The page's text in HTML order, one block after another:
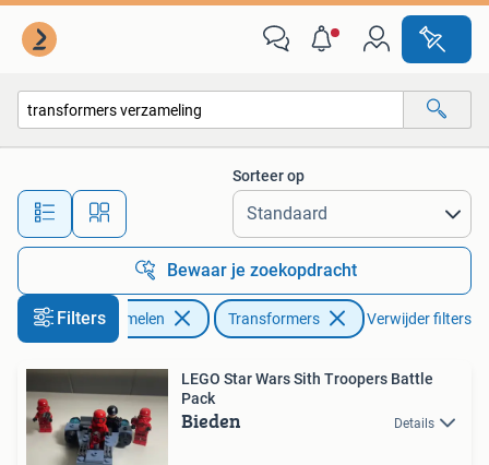
Alle afstanden…
Sorteer op
Bewaar je zoekopdracht
FiltersVerzamelen Transformers Verwijder filters
LEGO Star Wars Sith Troopers Battle
Pack
Bieden Details